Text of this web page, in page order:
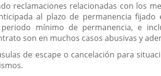
reclamaciones relacionadas con los
al plazo de permanencia
mínimo de permanencia, e
son en muchos casos abusivas y
de escape o cancelación para